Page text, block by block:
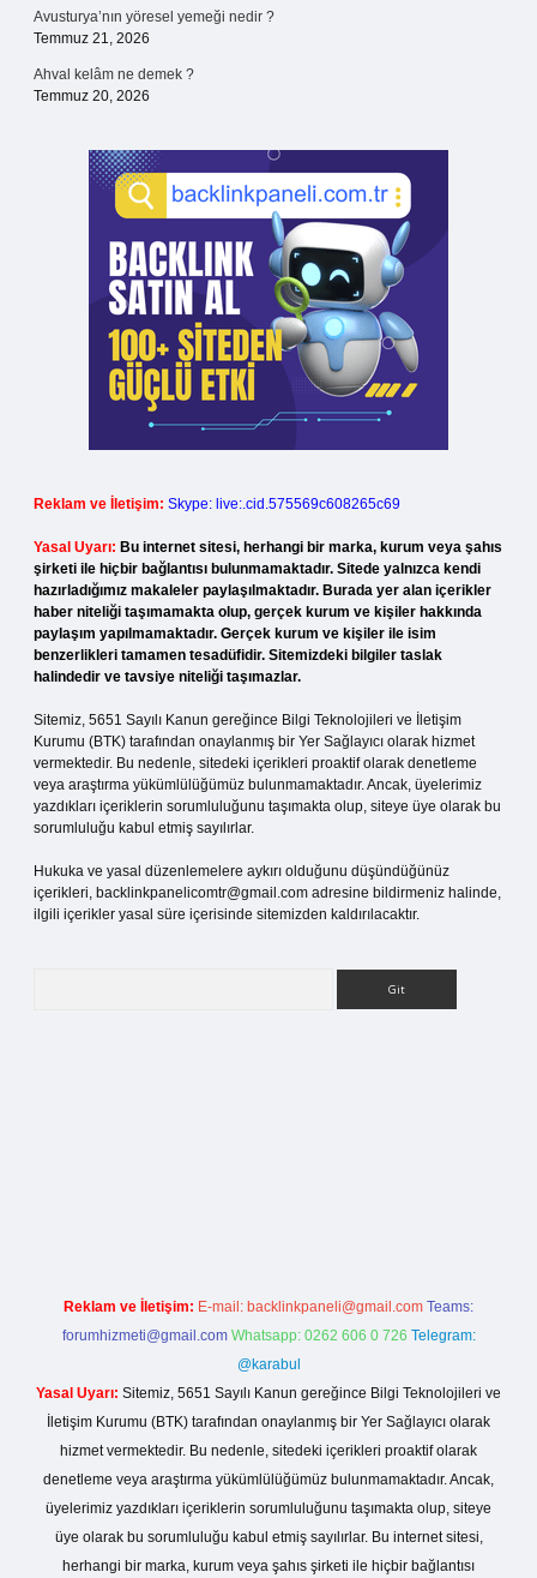
Avusturya’nın yöresel yemeği nedir ?
Temmuz 21, 2026
Ahval kelâm ne demek ?
Temmuz 20, 2026
Reklam ve İletişim: Skype: live:.cid.575569c608265c69
Yasal Uyarı: Bu internet sitesi, herhangi bir marka, kurum veya şahıs
şirketi ile hiçbir bağlantısı bulunmamaktadır. Sitede yalnızca kendi
hazırladığımız makaleler paylaşılmaktadır. Burada yer alan içerikler
haber niteliği taşımamakta olup, gerçek kurum ve kişiler hakkında
paylaşım yapılmamaktadır. Gerçek kurum ve kişiler ile isim
benzerlikleri tamamen tesadüfidir. Sitemizdeki bilgiler taslak
halindedir ve tavsiye niteliği taşımazlar.
Sitemiz, 5651 Sayılı Kanun gereğince Bilgi Teknolojileri ve İletişim
Kurumu (BTK) tarafından onaylanmış bir Yer Sağlayıcı olarak hizmet
vermektedir. Bu nedenle, sitedeki içerikleri proaktif olarak denetleme
veya araştırma yükümlülüğümüz bulunmamaktadır. Ancak, üyelerimiz
yazdıkları içeriklerin sorumluluğunu taşımakta olup, siteye üye olarak bu
sorumluluğu kabul etmiş sayılırlar.
Hukuka ve yasal düzenlemelere aykırı olduğunu düşündüğünüz
içerikleri, backlinkpanelicomtr@gmail.com adresine bildirmeniz halinde,
ilgili içerikler yasal süre içerisinde sitemizden kaldırılacaktır.
Reklam ve İletişim: E-mail: backlinkpaneli@gmail.com Teams:
forumhizmeti@gmail.com Whatsapp: 0262 606 0 726 Telegram:
@karabul
Yasal Uyarı: Sitemiz, 5651 Sayılı Kanun gereğince Bilgi Teknolojileri ve
İletişim Kurumu (BTK) tarafından onaylanmış bir Yer Sağlayıcı olarak
hizmet vermektedir. Bu nedenle, sitedeki içerikleri proaktif olarak
denetleme veya araştırma yükümlülüğümüz bulunmamaktadır. Ancak,
üyelerimiz yazdıkları içeriklerin sorumluluğunu taşımakta olup, siteye
üye olarak bu sorumluluğu kabul etmiş sayılırlar. Bu internet sitesi,
herhangi bir marka, kurum veya şahıs şirketi ile hiçbir bağlantısı